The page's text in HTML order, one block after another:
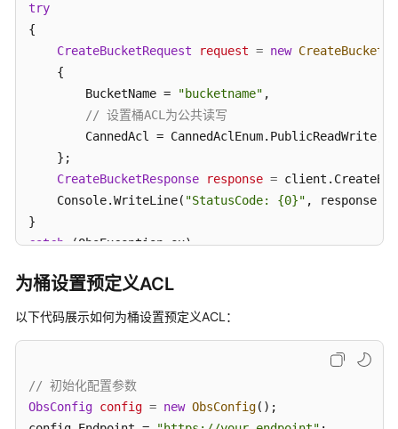
签
理
设
访
静
态
网
事
try
{
CreateBucketRequest
request = new
    {
        BucketName =
"bucketname" ,
// 设置桶ACL为公共读写
        CannedAcl = CannedAclEnum.PublicReadWrite,
    };
CreateBucketResponse
response =
    Console.WriteLine(
"StatusCode: {0}" ,
catch (ObsException ex)
    Console.WriteLine(
为桶设置预定义ACL
以下代码展示如何为桶设置预定义ACL：
// 初始化配置参数
ObsConfig config = new ObsConfig();